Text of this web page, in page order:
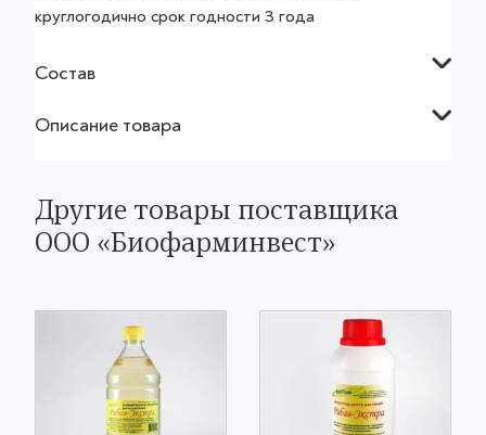
круглогодично срок годности 3 года
Состав
Описание товара
Другие товары поставщика
ООО «Биофарминвест»